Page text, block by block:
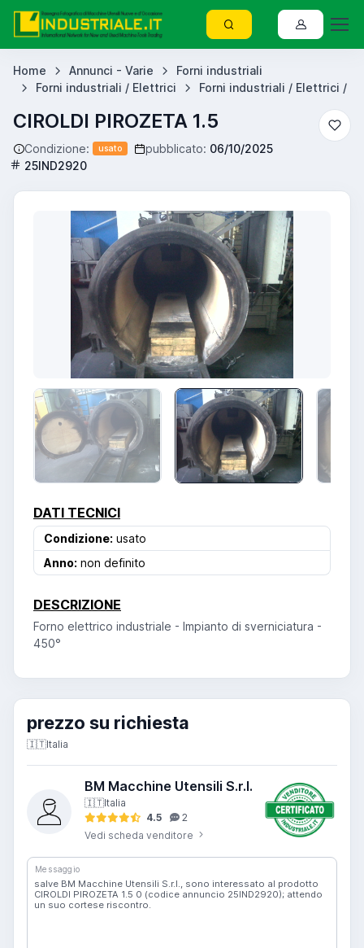
Home Annunci - Varie
Forni industriali
Forni industriali / Elettrici
Forni industriali / Elettrici /
CIROLDI PIROZETA 1.5
Condizione: usato pubblicato: 06/10/2025
25IND2920
DATI TECNICI
Condizione: usato
Anno: non definito
DESCRIZIONE
Forno elettrico industriale - Impianto di sverniciatura -
450°
prezzo su richiesta
🇮🇹Italia
BM Macchine Utensili S.r.l.
🇮🇹Italia
4.5
2
Vedi scheda venditore
Messaggio